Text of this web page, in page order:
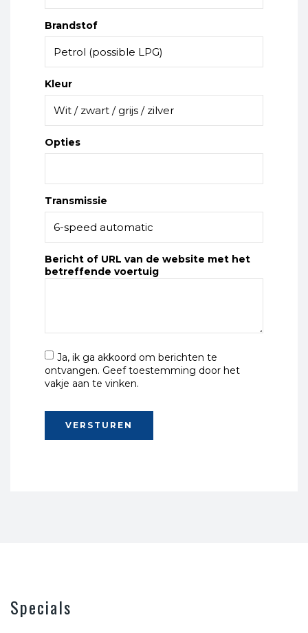
Brandstof
Kleur
Opties
Transmissie
Bericht of URL van de website met het
betreffende voertuig
Ja, ik ga akkoord om berichten te
ontvangen. Geef toestemming door het
vakje aan te vinken.
Specials